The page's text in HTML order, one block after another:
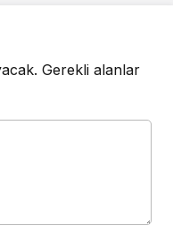
Gerekli alanlar